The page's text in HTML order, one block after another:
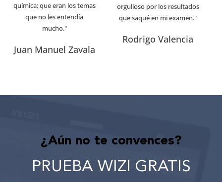
química; que eran los temas
que no les entendía
mucho."
Juan Manuel Zavala
orgulloso por los resultados
que saqué en mi examen."
Rodrigo Valencia
¿Aún no te convences?
PRUEBA WIZI GRATIS